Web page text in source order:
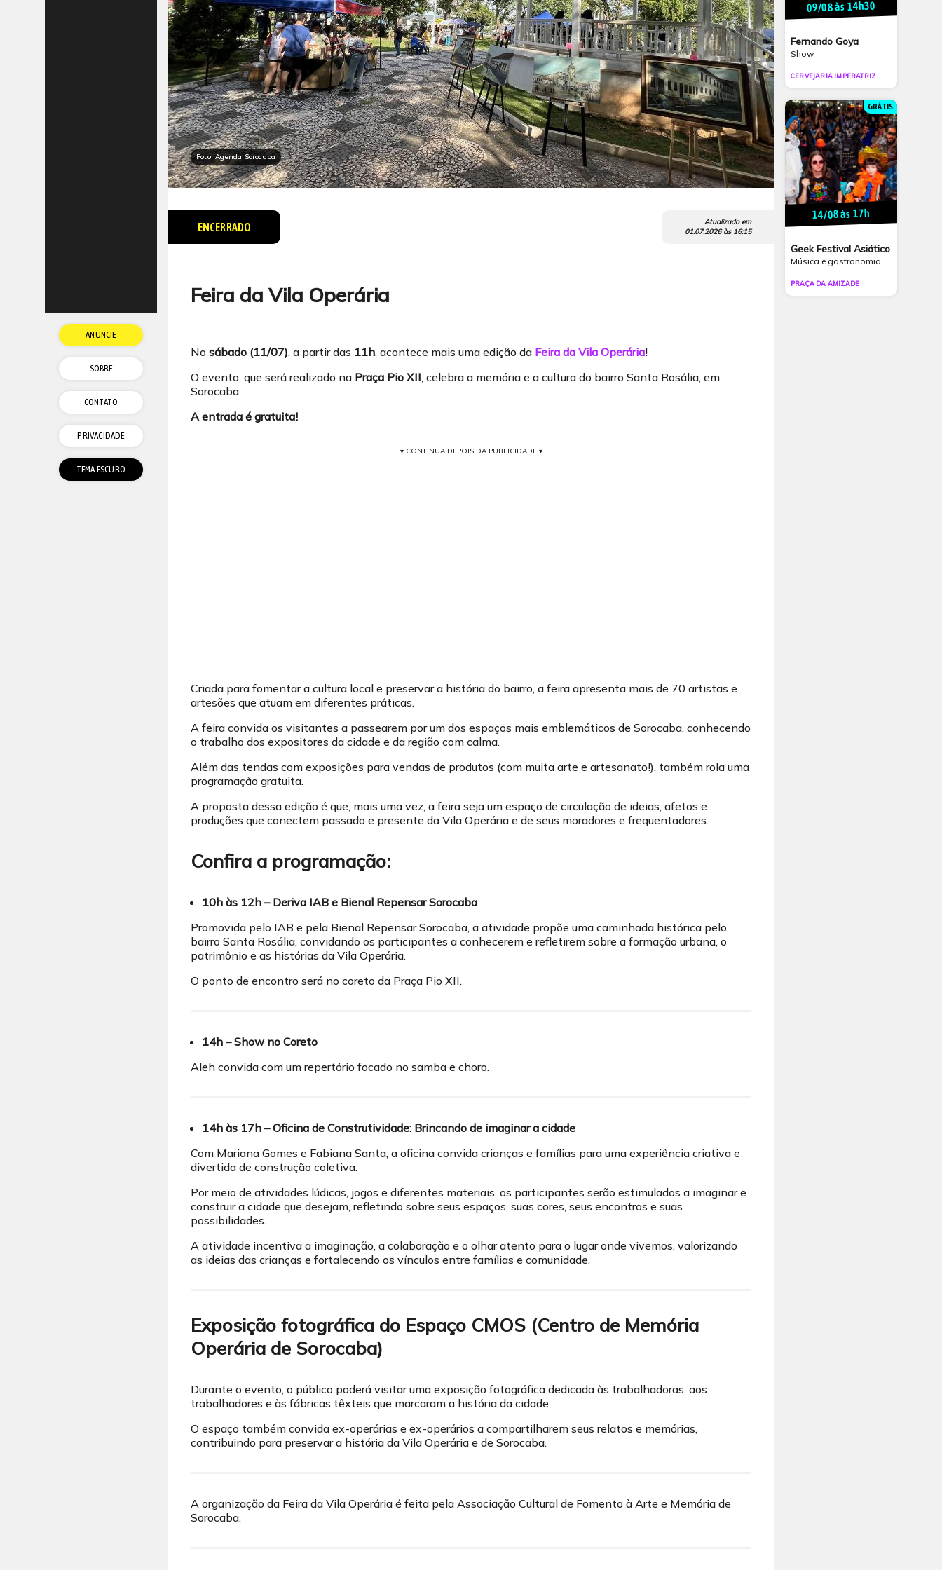
Foto: Agenda Sorocaba
ENCERRADO
Atualizado em
01.07.2026às 16:15
Feira da Vila Operária
No sábado (11/07), a partir das 11h, acontece mais uma edição da Feira da Vila Operária!
O evento, que será realizado na Praça Pio XII, celebra a memória e a cultura do bairro Santa Rosália, em
Sorocaba.
A entrada é gratuita!
▾ CONTINUA DEPOIS DA PUBLICIDADE ▾
Criada para fomentar a cultura local e preservar a história do bairro, a feira apresenta mais de 70 artistas e
artesões que atuam em diferentes práticas.
A feira convida os visitantes a passearem por um dos espaços mais emblemáticos de Sorocaba, conhecendo
o trabalho dos expositores da cidade e da região com calma.
Além das tendas com exposições para vendas de produtos (com muita arte e artesanato!), também rola uma
programação gratuita.
A proposta dessa edição é que, mais uma vez, a feira seja um espaço de circulação de ideias, afetos e
produções que conectem passado e presente da Vila Operária e de seus moradores e frequentadores.
Confira a programação:
10h às 12h – Deriva IAB e Bienal Repensar Sorocaba
Promovida pelo IAB e pela Bienal Repensar Sorocaba, a atividade propõe uma caminhada histórica pelo
bairro Santa Rosália, convidando os participantes a conhecerem e refletirem sobre a formação urbana, o
patrimônio e as histórias da Vila Operária.
O ponto de encontro será no coreto da Praça Pio XII.
14h – Show no Coreto
Aleh convida com um repertório focado no samba e choro.
14h às 17h – Oficina de Construtividade: Brincando de imaginar a cidade
Com Mariana Gomes e Fabiana Santa, a oficina convida crianças e famílias para uma experiência criativa e
divertida de construção coletiva.
Por meio de atividades lúdicas, jogos e diferentes materiais, os participantes serão estimulados a imaginar e
construir a cidade que desejam, refletindo sobre seus espaços, suas cores, seus encontros e suas
possibilidades.
A atividade incentiva a imaginação, a colaboração e o olhar atento para o lugar onde vivemos, valorizando
as ideias das crianças e fortalecendo os vínculos entre famílias e comunidade.
Exposição fotográfica do Espaço CMOS (Centro de Memória
Operária de Sorocaba)
Durante o evento, o público poderá visitar uma exposição fotográfica dedicada às trabalhadoras, aos
trabalhadores e às fábricas têxteis que marcaram a história da cidade.
O espaço também convida ex-operárias e ex-operários a compartilharem seus relatos e memórias,
contribuindo para preservar a história da Vila Operária e de Sorocaba.
A organização da Feira da Vila Operária é feita pela Associação Cultural de Fomento à Arte e Memória de
Sorocaba.
09/08 às 14h30
Fernando Goya
Show
CERVEJARIA IMPERATRIZ
GRÁTIS
14/08 às 17h
Geek Festival Asiático
Música e gastronomia
PRAÇA DA AMIZADE
ANUNCIE
SOBRE
CONTATO
PRIVACIDADE